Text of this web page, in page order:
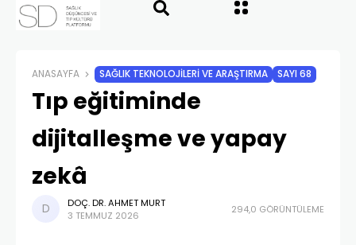
ANASAYFA SAĞLIK TEKNOLOJİLERİ VE ARAŞTIRMA SAYI 68
Tıp eğitiminde
dijitalleşme ve yapay
zekâ
DOÇ. DR. AHMET MURT
3 TEMMUZ 2026
294,0 GÖRÜNTÜLEME